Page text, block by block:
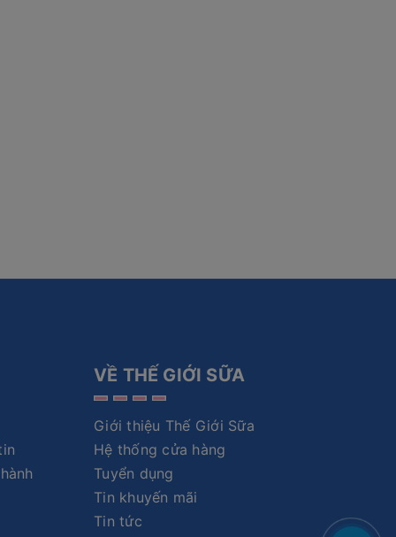
VỀ THẾ GIỚI SỮA
Giới thiệu Thế Giới Sữa
Hệ thống cửa hàng
Tuyển dụng
Tin khuyến mãi
Tin tức